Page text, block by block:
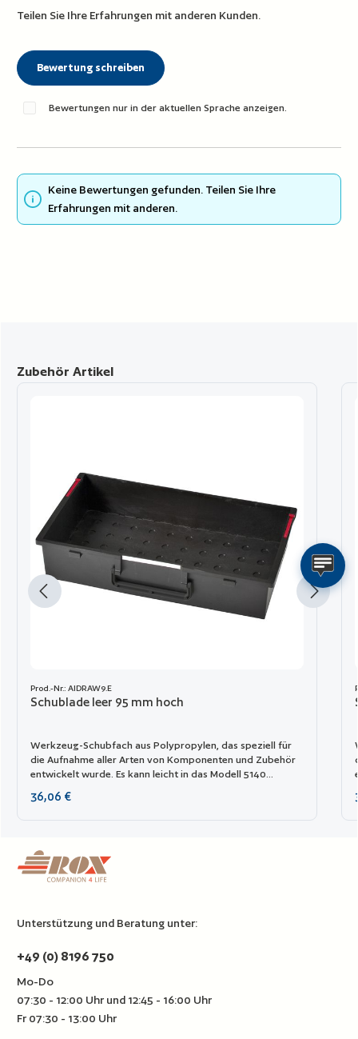
Teilen Sie Ihre Erfahrungen mit anderen Kunden.
Bewertung schreiben
Bewertungen nur in der aktuellen Sprache anzeigen.
Keine Bewertungen gefunden. Teilen Sie Ihre
Erfahrungen mit anderen.
Produktgalerie überspringen
Zubehör Artikel
Prod.-Nr.: AIDRAW9.E
Schublade leer 95 mm hoch
Werkzeug-Schubfach aus Polypropylen, das speziell für
die Aufnahme aller Arten von Komponenten und Zubehör
entwickelt wurde. Es kann leicht in das Modell 5140
Regulärer Preis:
36,06 €
Unterstützung und Beratung unter:
+49 (0) 8196 750
Mo-Do
07:30 - 12:00 Uhr und 12:45 - 16:00 Uhr
Fr 07:30 - 13:00 Uhr